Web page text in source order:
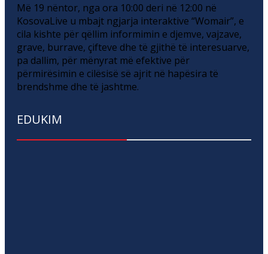
Më 19 nëntor, nga ora 10:00 deri në 12:00 në
KosovaLive u mbajt ngjarja interaktive “Womair”, e
cila kishte për qëllim informimin e djemve, vajzave,
grave, burrave, çifteve dhe të gjithë të interesuarve,
pa dallim, për mënyrat më efektive për
përmirësimin e cilësisë së ajrit në hapësira të
brendshme dhe të jashtme.
EDUKIM